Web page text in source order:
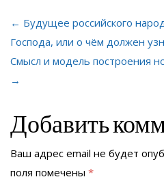
← Будущее российского
Господа, или о чём должен
Смысл и модель построения
→
Добавить
Ваш адрес email не будет
поля помечены *